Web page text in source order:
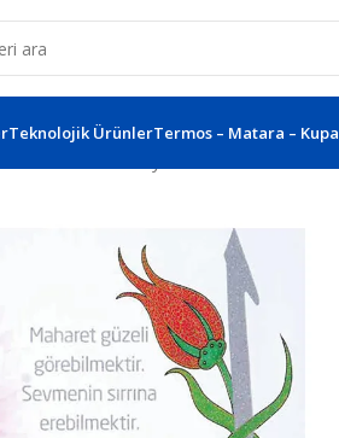
Teknolojik ÜrünlerTermos – Matara – Kupa